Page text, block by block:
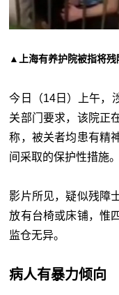
▲上海有养护院被指将残
今日（14日）上午，
关部门要求，该院正
称，被关者均患有精
间采取的保护性措施
影片所见，疑似残障
放有台椅或床铺，惟
监仓无异。
病人有暴力倾向